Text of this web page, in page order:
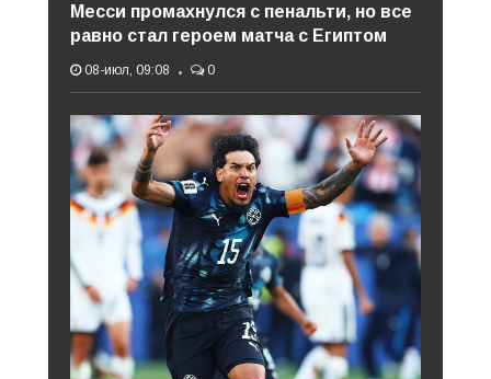
Месси промахнулся с пенальти, но все
равно стал героем матча с Египтом
08-июл, 09:08 0